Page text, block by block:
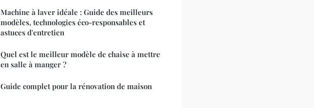
Machine à laver idéale : Guide des meilleurs
modèles, technologies éco-responsables et
astuces d'entretien
Quel est le meilleur modèle de chaise à mettre
en salle à manger ?
Guide complet pour la rénovation de maison